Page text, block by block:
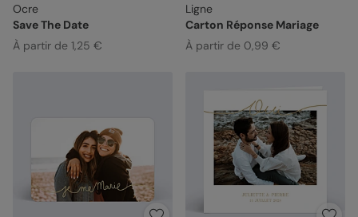
Ocre
Save The Date
À partir de 1,25 €
Ligne
Carton Réponse Mariage
À partir de 0,99 €